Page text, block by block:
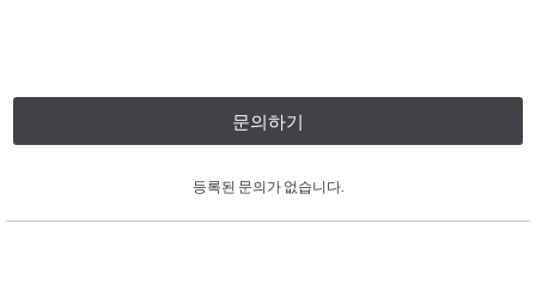
문의하기
등록된 문의가 없습니다.